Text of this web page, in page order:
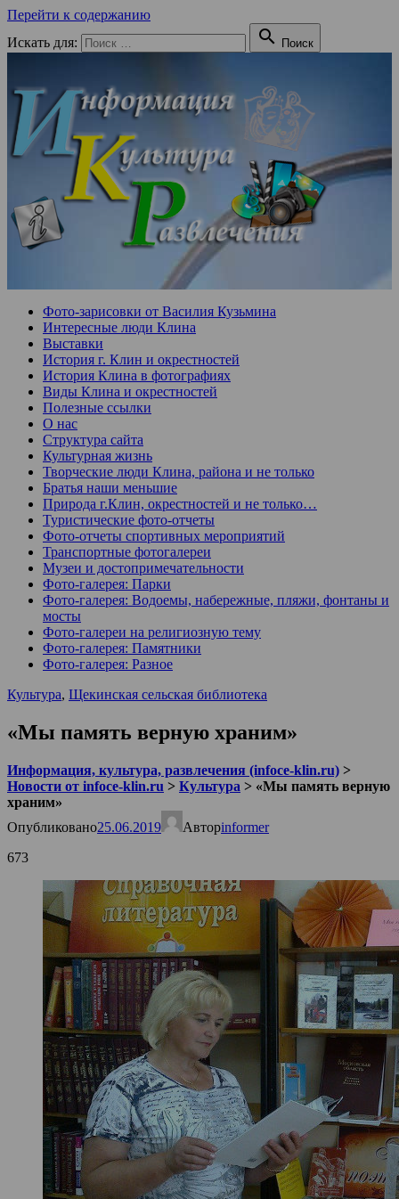
Перейти к содержанию
Искать для:
 Поиск
Фото-зарисовки от Василия Кузьмина
Интересные люди Клина
Выставки
История г. Клин и окрестностей
История Клина в фотографиях
Виды Клина и окрестностей
Полезные ссылки
О нас
Структура сайта
Культурная жизнь
Творческие люди Клина, района и не только
Братья наши меньшие
Природа г.Клин, окрестностей и не только…
Туристические фото-отчеты
Фото-отчеты спортивных мероприятий
Транспортные фотогалереи
Музеи и достопримечательности
Фото-галерея: Парки
Фото-галерея: Водоемы, набережные, пляжи, фонтаны и
мосты
Фото-галереи на религиозную тему
Фото-галерея: Памятники
Фото-галерея: Разное
Культура, Щекинская сельская библиотека
«Мы память верную храним»
Информация, культура, развлечения (infoce-klin.ru) >
Новости от infoce-klin.ru > Культура > «Мы память верную
храним»
Опубликовано25.06.2019 Авторinformer
673